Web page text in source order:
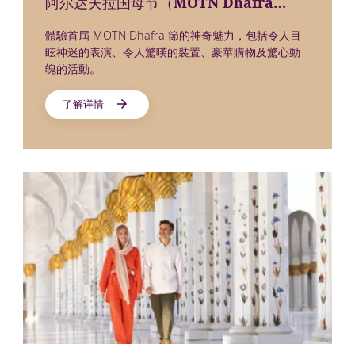
體驗首屆 MOTN Dhafra 節的神奇魅力，包括令人目
眩神迷的表演、令人驚嘆的裝置、豪華購物及驚心動
魄的活動。
了解详情